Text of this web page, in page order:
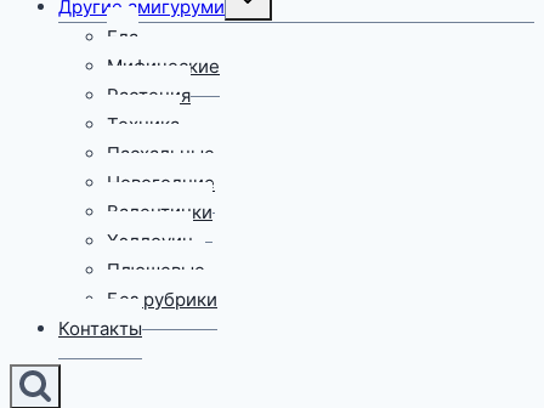
Другие амигуруми
дочернее
меню
Еда
Мифические
Растения
Техника
Пасхальные
Новогодние
Валентинки
Хэллоуин
Плюшевые
Без рубрики
Контакты